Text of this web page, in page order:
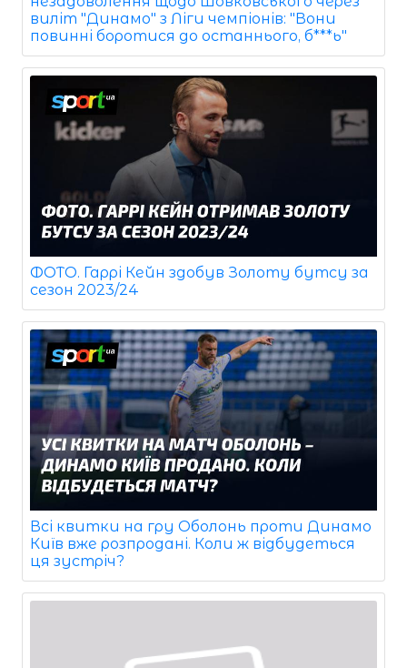
виліт "Динамо" з Ліги чемпіонів: "Вони
повинні боротися до останнього, б***ь"
ФОТО. Гаррі Кейн здобув Золоту бутсу за
сезон 2023/24
Всі квитки на гру Оболонь проти Динамо
Київ вже розпродані. Коли ж відбудеться
ця зустріч?